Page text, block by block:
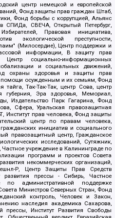
центр немецкой и европейской
Фонд защиты прав граждан Штаб,
Фонд борьбы с коррупцией, Альянс
СВЕЧА, Открытый Петербург,
Правовая инициатива,
экологической преступности,
(Милосердие), Центр поддержки и
информации, В защиту прав
социально-информационных
и социальных движений,
охраны здоровья и защиты прав
помощи осужденным и их семьям, Фонд
тайга, Так-Так-Так, центр Сова, центр
Эра здоровья, Мемориал,
Издательство Парк Гагарина, Фонд
Сфера, Уральская правозащитная
Институт прав человека, Фонд защиты
центр по правам человека,
инициатив и социального
правозащитный центр, Гражданское
исследований, Сутяжник,
учреждение в Калининграде по
программ и проектов Совета
некоммерческих организаций,
Р, Центр Защиты Прав Средств
развития прессы - Сибирь, Частное
по административной поддержке
Министров Северных Стран, Фонд
контроль, Человек и Закон,
наследия академика Сахарова,
прессы, Институт Развития Свободы